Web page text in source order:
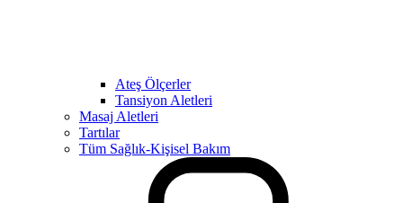
Ateş Ölçerler
Tansiyon Aletleri
Masaj Aletleri
Tartılar
Tüm Sağlık-Kişisel Bakım